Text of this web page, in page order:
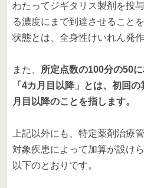
わたってジギタリス製剤を投
る濃度にまで到達させること
状態とは、全身性けいれん発
また、
所定点数の100分の50
「4カ月目以降」とは、初回
月目以降のことを指します。
上記以外にも、特定薬剤治療
対象疾患によって加算が設け
以下のとおりです。